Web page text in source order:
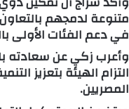
متنوعة لدمجهم
في دعم الفئات الأولى
وأعرب زكي عن سعادته
التزام الهيئة بتعزيز
المصريين.